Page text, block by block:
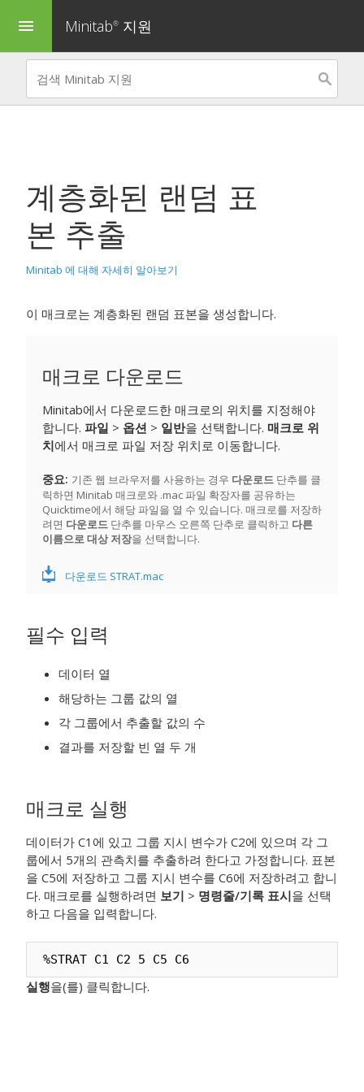
menu Minitab® 지원
계층화된 랜덤 표
본 추출
Minitab 에 대해 자세히 알아보기
이 매크로는 계층화된 랜덤 표본을 생성합니다.
매크로 다운로드
Minitab에서 다운로드한 매크로의 위치를 지정해야
합니다. 파일 > 옵션 > 일반을 선택합니다. 매크로 위
치에서 매크로 파일 저장 위치로 이동합니다.
중요 기존 웹 브라우저를 사용하는 경우 다운로드 단추를 클
릭하면 Minitab 매크로와 .mac 파일 확장자를 공유하는
Quicktime에서 해당 파일을 열 수 있습니다. 매크로를 저장하
려면 다운로드 단추를 마우스 오른쪽 단추로 클릭하고 다른
이름으로 대상 저장을 선택합니다.
다운로드 STRAT.mac
필수 입력
데이터 열
해당하는 그룹 값의 열
각 그룹에서 추출할 값의 수
결과를 저장할 빈 열 두 개
매크로 실행
데이터가 C1에 있고 그룹 지시 변수가 C2에 있으며 각 그
룹에서 5개의 관측치를 추출하려 한다고 가정합니다. 표본
을 C5에 저장하고 그룹 지시 변수를 C6에 저장하려고 합니
다. 매크로를 실행하려면 보기 > 명령줄/기록 표시을 선택
하고 다음을 입력합니다.
%STRAT C1 C2 5 C5 C6
실행을(를) 클릭합니다.